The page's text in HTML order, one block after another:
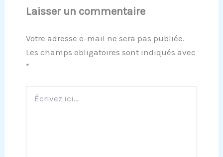
Laisser un commentaire
Votre adresse e-mail ne sera pas publiée.
Les champs obligatoires sont indiqués avec
*
ici…